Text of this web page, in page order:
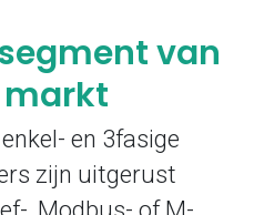
van
en 3fasige
zijn uitgerust